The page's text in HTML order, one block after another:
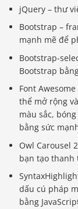
jQuery – thư
Bootstrap –
mạnh mẽ để
Bootstrap-
Bootstrap
Font
thể mở rộng
màu sắc,
bằng sức
Owl Carousel
bạn tạo thanh
dấu cú pháp
bằng